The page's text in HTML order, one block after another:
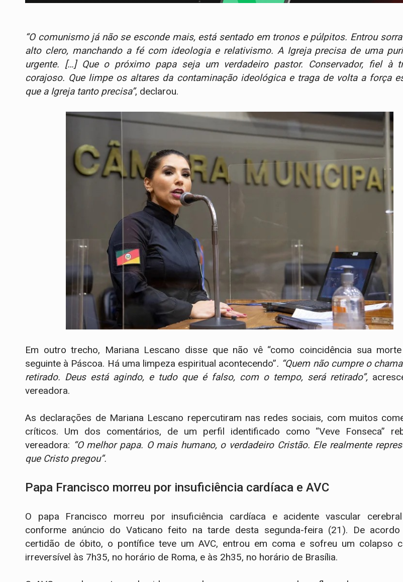
“O comunismo já não se esconde mais, está sentado em tronos e púlpitos. Entrou
alto clero, manchando a fé com ideologia e relativismo. A Igreja precisa de uma
urgente. […] Que o próximo papa seja um verdadeiro pastor. Conservador, fiel à
corajoso. Que limpe os altares da contaminação ideológica e traga de volta a força
que a Igreja tanto precisa”, declarou.
Em outro trecho, Mariana Lescano disse que não vê “como coincidência sua
seguinte à Páscoa. Há uma limpeza espiritual acontecendo”. “Quem não cumpre o
retirado. Deus está agindo, e tudo que é falso, com o tempo, será retirado”,
vereadora.
As declarações de Mariana Lescano repercutiram nas redes sociais, com muitos
críticos. Um dos comentários, de um perfil identificado como “Veve Fonseca”
vereadora: “O melhor papa. O mais humano, o verdadeiro Cristão. Ele realmente
que Cristo pregou”.
Papa Francisco morreu por insuficiência cardíaca e AVC
O papa Francisco morreu por insuficiência cardíaca e acidente vascular cerebral
conforme anúncio do Vaticano feito na tarde desta segunda-feira (21). De
certidão de óbito, o pontífice teve um AVC, entrou em coma e sofreu um colapso
irreversível às 7h35, no horário de Roma, e às 2h35, no horário de Brasília.